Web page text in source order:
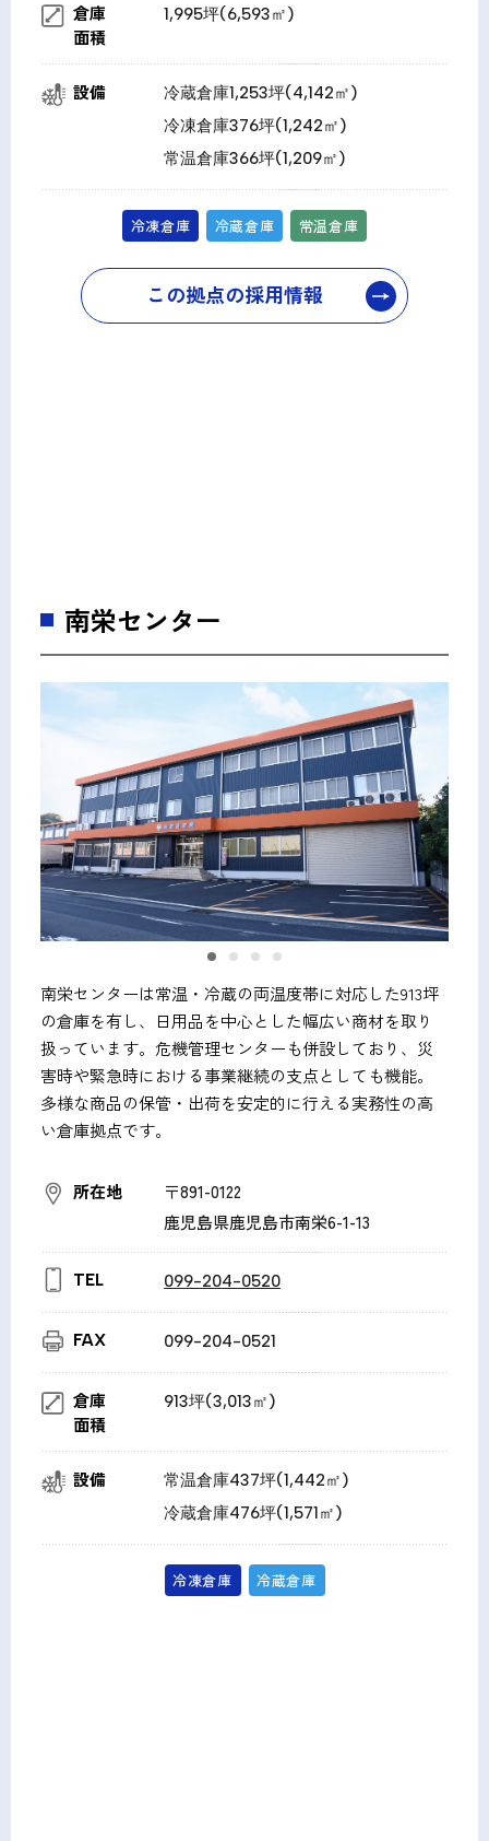
倉庫
面積
1,995坪(6,593㎡)
設備
冷蔵倉庫1,253坪(4,142㎡)
冷凍倉庫376坪(1,242㎡)
常温倉庫366坪(1,209㎡)
冷凍倉庫 冷蔵倉庫 常温倉庫
この拠点の採用情報
南栄センター
南栄センターは常温・冷蔵の両温度帯に対応した913坪
の倉庫を有し、日用品を中心とした幅広い商材を取り
扱っています。危機管理センターも併設しており、災
害時や緊急時における事業継続の支点としても機能。
多様な商品の保管・出荷を安定的に行える実務性の高
い倉庫拠点です。
所在地
〒891-0122
鹿児島県鹿児島市南栄6-1-13
TEL 099-204-0520
FAX 099-204-0521
倉庫
面積
913坪(3,013㎡)
設備
常温倉庫437坪(1,442㎡)
冷蔵倉庫476坪(1,571㎡)
冷凍倉庫 冷蔵倉庫